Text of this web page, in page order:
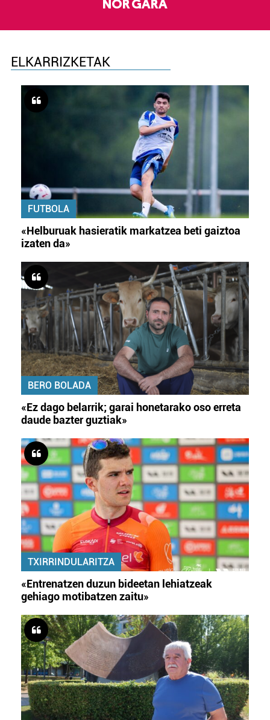
NOR GARA
ELKARRIZKETAK
FUTBOLA
«Helburuak hasieratik markatzea beti gaiztoa
izaten da»
BERO BOLADA
«Ez dago belarrik; garai honetarako oso erreta
daude bazter guztiak»
TXIRRINDULARITZA
«Entrenatzen duzun bideetan lehiatzeak
gehiago motibatzen zaitu»